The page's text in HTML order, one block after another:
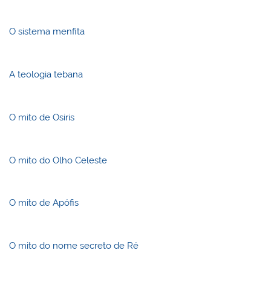
O sistema menfita
A teologia tebana
O mito de Osiris
O mito do Olho Celeste
O mito de Apófis
O mito do nome secreto de Ré